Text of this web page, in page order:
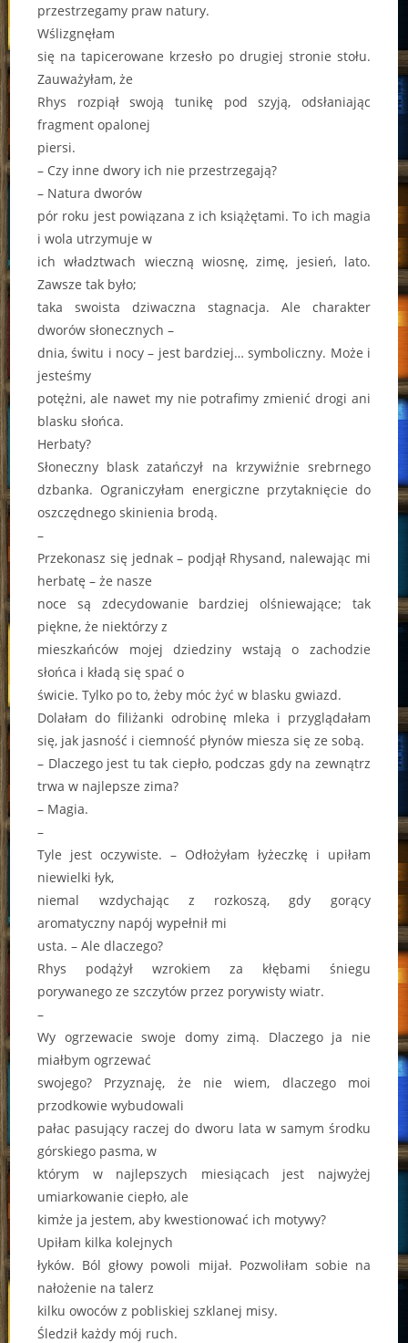
przestrzegamy praw natury.
Wślizgnęłam
się na tapicerowane krzesło po drugiej stronie stołu.
Zauważyłam, że
Rhys rozpiął swoją tunikę pod szyją, odsłaniając
fragment opalonej
piersi.
– Czy inne dwory ich nie przestrzegają?
– Natura dworów
pór roku jest powiązana z ich książętami. To ich magia
i wola utrzymuje w
ich władztwach wieczną wiosnę, zimę, jesień, lato.
Zawsze tak było;
taka swoista dziwaczna stagnacja. Ale charakter
dworów słonecznych –
dnia, świtu i nocy – jest bardziej… symboliczny. Może i
jesteśmy
potężni, ale nawet my nie potrafimy zmienić drogi ani
blasku słońca.
Herbaty?
Słoneczny blask zatańczył na krzywiźnie srebrnego
dzbanka. Ograniczyłam energiczne przytaknięcie do
oszczędnego skinienia brodą.
–
Przekonasz się jednak – podjął Rhysand, nalewając mi
herbatę – że nasze
noce są zdecydowanie bardziej olśniewające; tak
piękne, że niektórzy z
mieszkańców mojej dziedziny wstają o zachodzie
słońca i kładą się spać o
świcie. Tylko po to, żeby móc żyć w blasku gwiazd.
Dolałam do filiżanki odrobinę mleka i przyglądałam
się, jak jasność i ciemność płynów miesza się ze sobą.
– Dlaczego jest tu tak ciepło, podczas gdy na zewnątrz
trwa w najlepsze zima?
– Magia.
–
Tyle jest oczywiste. – Odłożyłam łyżeczkę i upiłam
niewielki łyk,
niemal wzdychając z rozkoszą, gdy gorący
aromatyczny napój wypełnił mi
usta. – Ale dlaczego?
Rhys podążył wzrokiem za kłębami śniegu
porywanego ze szczytów przez porywisty wiatr.
–
Wy ogrzewacie swoje domy zimą. Dlaczego ja nie
miałbym ogrzewać
swojego? Przyznaję, że nie wiem, dlaczego moi
przodkowie wybudowali
pałac pasujący raczej do dworu lata w samym środku
górskiego pasma, w
którym w najlepszych miesiącach jest najwyżej
umiarkowanie ciepło, ale
kimże ja jestem, aby kwestionować ich motywy?
Upiłam kilka kolejnych
łyków. Ból głowy powoli mijał. Pozwoliłam sobie na
nałożenie na talerz
kilku owoców z pobliskiej szklanej misy.
Śledził każdy mój ruch.